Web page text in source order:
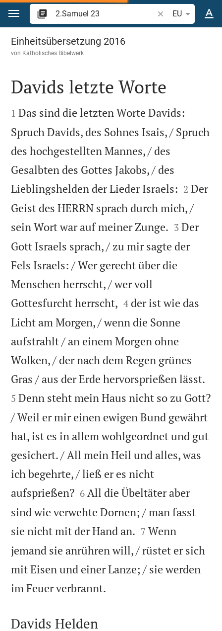
Zum Inhalt springen
Bibelstelle oder
EU
2.Samuel 23
Einheitsübersetzung 2016
von Katholisches Bibelwerk

Davids letzte Worte

1 Das sind die letzten Worte Davids:
Spruch Davids, des Sohnes Isais, / Spruch
des hochgestellten Mannes, / des
Gesalbten des Gottes Jakobs, / des
Lieblingshelden der Lieder Israels: 

2 Der
Geist des HERRN sprach durch mich, /
sein Wort war auf meiner Zunge. 

3 Der
Gott Israels sprach, / zu mir sagte der
Fels Israels: / Wer gerecht über die
Menschen herrscht, / wer voll
Gottesfurcht herrscht, 

4 der ist wie das
Licht am Morgen, / wenn die Sonne
aufstrahlt / an einem Morgen ohne
Wolken, / der nach dem Regen grünes
Gras / aus der Erde hervorsprießen lässt.
5 Denn steht mein Haus nicht so zu Gott?
/ Weil er mir einen ewigen Bund gewährt
hat, ist es in allem wohlgeordnet und gut
gesichert. / All mein Heil und alles, was
ich begehrte, / ließ er es nicht
aufsprießen?
6 All die Übeltäter aber
sind wie verwehte Dornen; / man fasst
sie nicht mit der Hand an. 

7 Wenn
jemand sie anrühren will, / rüstet er sich
mit Eisen und einer Lanze; / sie werden
im Feuer verbrannt.
Davids Helden